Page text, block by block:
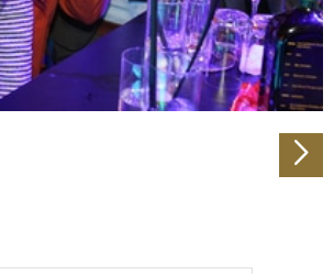
um Inhalte und Anzeigen zu
für soziale Medien anbieten
Zugriffe auf unsere Website zu
geben wir Informationen zu Ihrer
Website an unsere Partner für
und Analysen weiter. Unsere
Informationen möglicherweise mit